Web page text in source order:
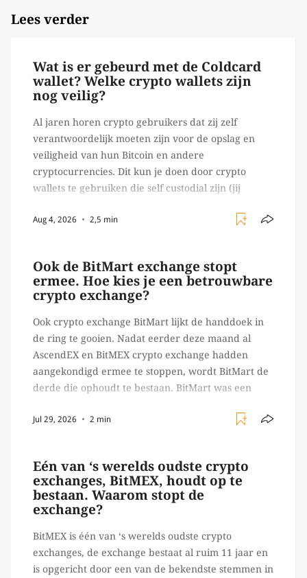
Lees verder
Wat is er gebeurd met de Coldcard
wallet? Welke crypto wallets zijn
nog veilig?
Al jaren horen crypto gebruikers dat zij zelf
verantwoordelijk moeten zijn voor de opslag en
veiligheid van hun Bitcoin en andere
cryptocurrencies. Dit kun je doen door crypto
wallets te gebruiken die self custodial zijn (jij
Ledger of Trezor bijvoorbeeld. Echter, op 29 juli
Aug 4, 2026 2,5 min
Ook de BitMart exchange stopt
ermee. Hoe kies je een betrouwbare
crypto exchange?
Ook crypto exchange BitMart lijkt de handdoek in
de ring te gooien. Nadat eerder deze maand al
AscendEX en BitMEX crypto exchange hadden
aangekondigd ermee te stoppen, wordt BitMart de
derde die ophoudt te bestaan. BitMart was een
crypto handelaren terecht konden om te handelen
Jul 29, 2026 2 min
Eén van ‘s werelds oudste crypto
exchanges, BitMEX, houdt op te
bestaan. Waarom stopt de
exchange?
BitMEX is één van ‘s werelds oudste crypto
exchanges, de exchange bestaat al ruim 11 jaar en
is opgericht door een van de bekendste stemmen in